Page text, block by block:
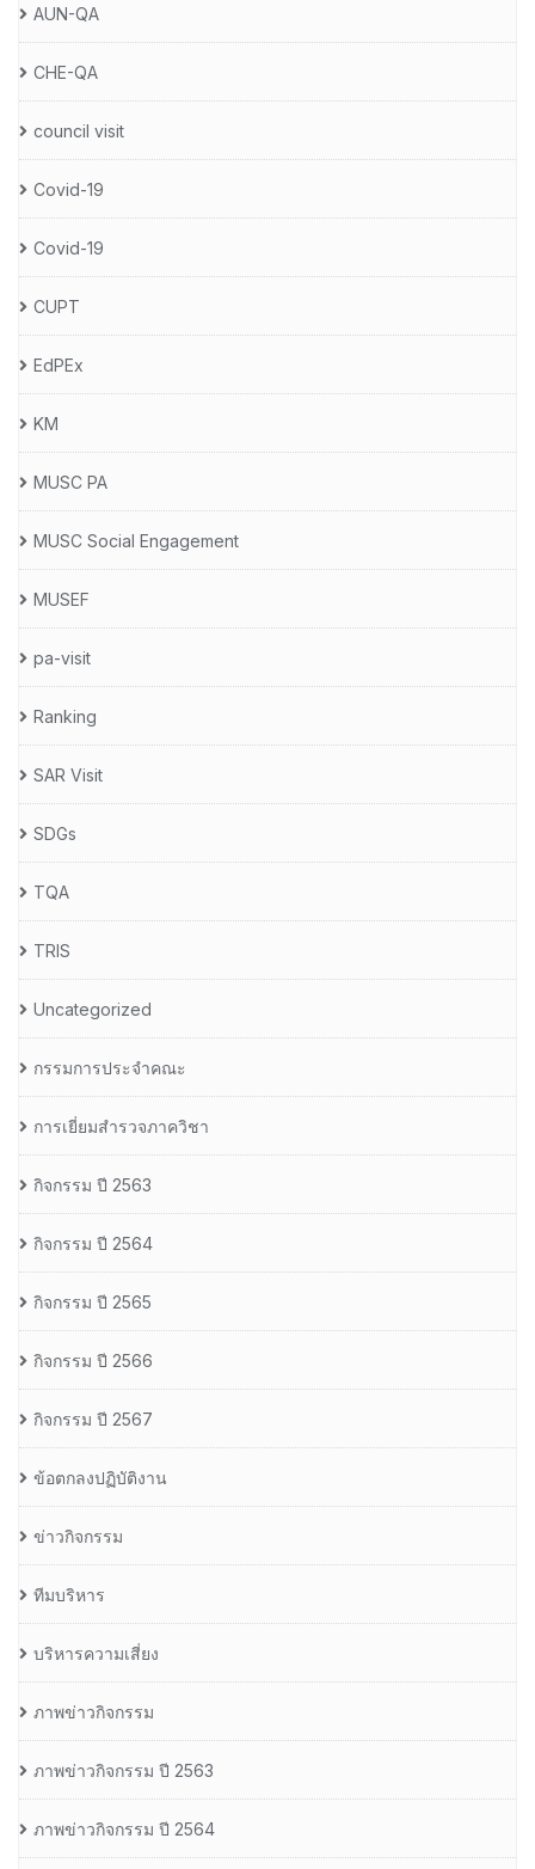
AUN-QA
CHE-QA
council visit
Covid-19
Covid-19
CUPT
EdPEx
KM
MUSC PA
MUSC Social Engagement
MUSEF
pa-visit
Ranking
SAR Visit
SDGs
TQA
TRIS
Uncategorized
กรรมการประจำคณะ
การเยี่ยมสำรวจภาควิชา
กิจกรรม ปี 2563
กิจกรรม ปี 2564
กิจกรรม ปี 2565
กิจกรรม ปี 2566
กิจกรรม ปี 2567
ข้อตกลงปฏิบัติงาน
ข่าวกิจกรรม
ทีมบริหาร
บริหารความเสี่ยง
ภาพข่าวกิจกรรม
ภาพข่าวกิจกรรม ปี 2563
ภาพข่าวกิจกรรม ปี 2564